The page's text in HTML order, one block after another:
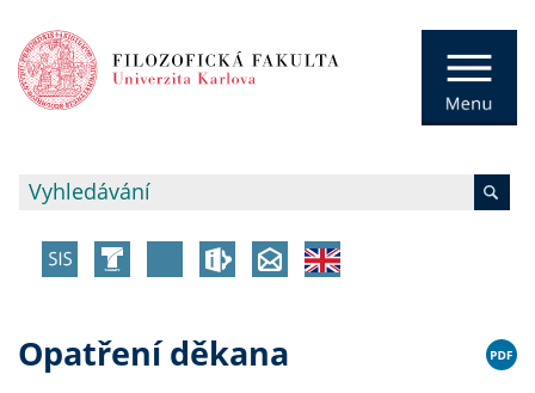
Opatření děkana